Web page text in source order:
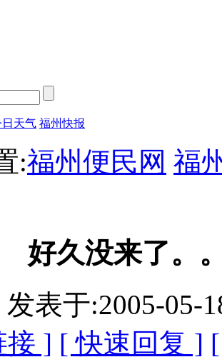
天气 福州快报
:福州便民网 福
好久没来了。
发表于:2005-05-
接 ] [ 快速回复 ]